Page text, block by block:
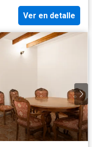
Ver en detalle